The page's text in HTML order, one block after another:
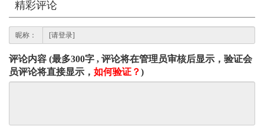
精彩评论
昵称：
评论内容 (最多300字 , 评论将在管理员审核后显示，验证会
员评论将直接显示， 如何验证？)